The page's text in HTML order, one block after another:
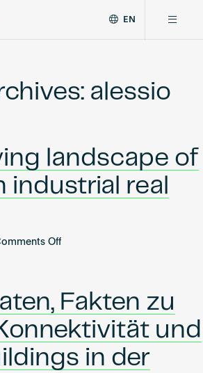
EN
ZH
Certify a building
alessio
landscape of
industrial real
Offon
of
European
industrial
estate
Fakten zu
und
in der